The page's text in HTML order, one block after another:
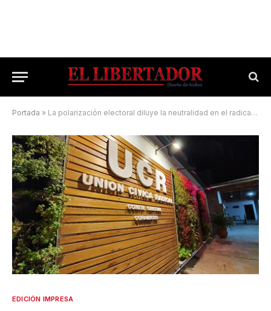
Portada » La polarización electoral diluye la neutralidad en el radicalismo
EDICIÓN IMPRESA